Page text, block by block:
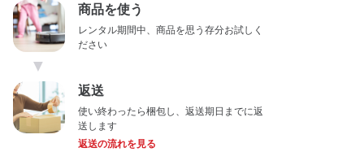
商品を使う
レンタル期間中、商品を思う存分お試しく
ださい
▼
返送
使い終わったら梱包し、返送期日までに返
送します
返送の流れを見る